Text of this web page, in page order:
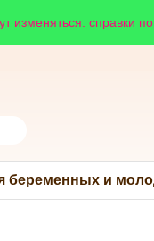
изменяться: справки
беременных и